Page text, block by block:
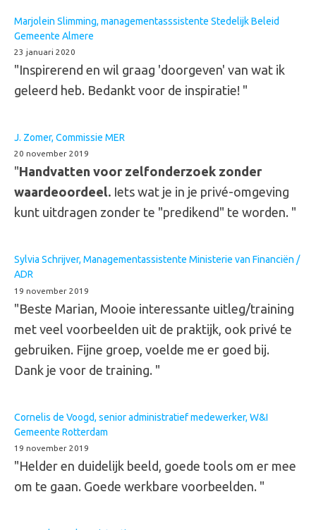
Marjolein Slimming, managementasssistente Stedelijk Beleid
Gemeente Almere
23 januari 2020
"Inspirerend en wil graag 'doorgeven' van wat ik
geleerd heb. Bedankt voor de inspiratie! "
J. Zomer, Commissie MER
20 november 2019
"Handvatten voor zelfonderzoek zonder
waardeoordeel. Iets wat je in je privé-omgeving
kunt uitdragen zonder te "predikend" te worden. "
Sylvia Schrijver, Managementassistente Ministerie van Financiën /
ADR
19 november 2019
"Beste Marian, Mooie interessante uitleg/training
met veel voorbeelden uit de praktijk, ook privé te
gebruiken. Fijne groep, voelde me er goed bij.
Dank je voor de training. "
Cornelis de Voogd, senior administratief medewerker, W&I
Gemeente Rotterdam
19 november 2019
"Helder en duidelijk beeld, goede tools om er mee
om te gaan. Goede werkbare voorbeelden. "